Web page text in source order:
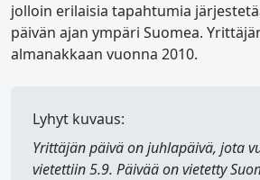
jolloin erilaisia tapahtumia
päivän ajan ympäri Suomea.
almanakkaan vuonna 2010.
Lyhyt kuvaus:
Yrittäjän päiväon juhlapäivä, jota
vietettiin 5.9. Päivää on vietetty